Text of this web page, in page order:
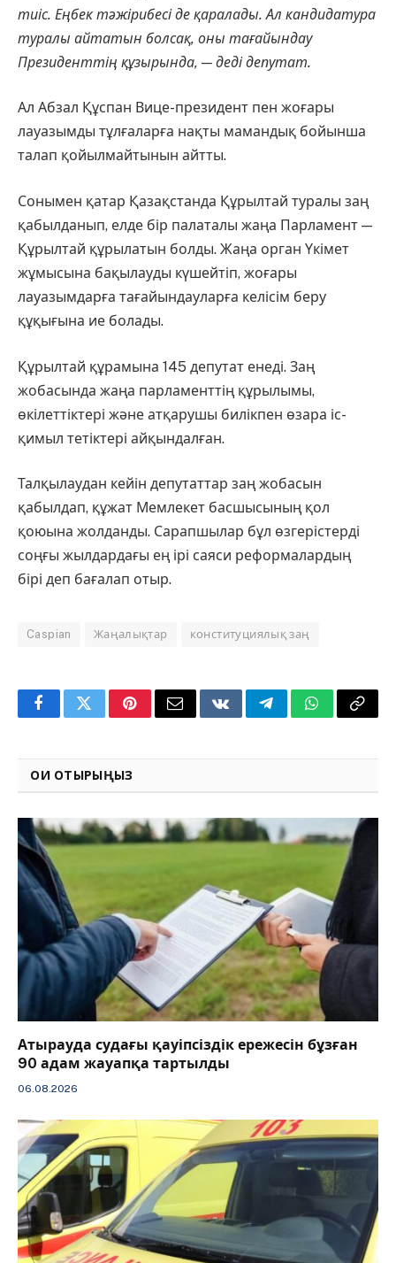
тиіс. Еңбек тәжірибесі де қаралады. Ал кандидатура
туралы айтатын болсақ, оны тағайындау
Президенттің құзырында, — деді депутат.
Ал Абзал Құспан Вице-президент пен жоғары
лауазымды тұлғаларға нақты мамандық бойынша
талап қойылмайтынын айтты.
Сонымен қатар Қазақстанда Құрылтай туралы заң
қабылданып, елде бір палаталы жаңа Парламент —
Құрылтай құрылатын болды. Жаңа орган Үкімет
жұмысына бақылауды күшейтіп, жоғары
лауазымдарға тағайындауларға келісім беру
құқығына ие болады.
Құрылтай құрамына 145 депутат енеді. Заң
жобасында жаңа парламенттің құрылымы,
өкілеттіктері және атқарушы билікпен өзара іс-
қимыл тетіктері айқындалған.
Талқылаудан кейін депутаттар заң жобасын
қабылдап, құжат Мемлекет басшысының қол
қоюына жолданды. Сарапшылар бұл өзгерістерді
соңғы жылдардағы ең ірі саяси реформалардың
бірі деп бағалап отыр.
Caspian Жаңалықтар конституциялық заң
FacebookTwitterPinterestEmail VKontakteTelegramWhatsApp
Copy
ОҚИ ОТЫРЫҢЫЗ
Атырауда судағы қауіпсіздік ережесін бұзған
90 адам жауапқа тартылды
06.08.2026